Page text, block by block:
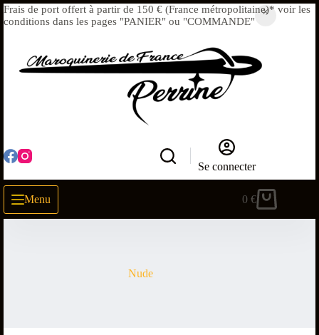
Frais de port offert à partir de 150 € (France métropolitaine)* voir les
conditions dans les pages "PANIER" ou "COMMANDE"
Se connecter
Menu 0€
Nude